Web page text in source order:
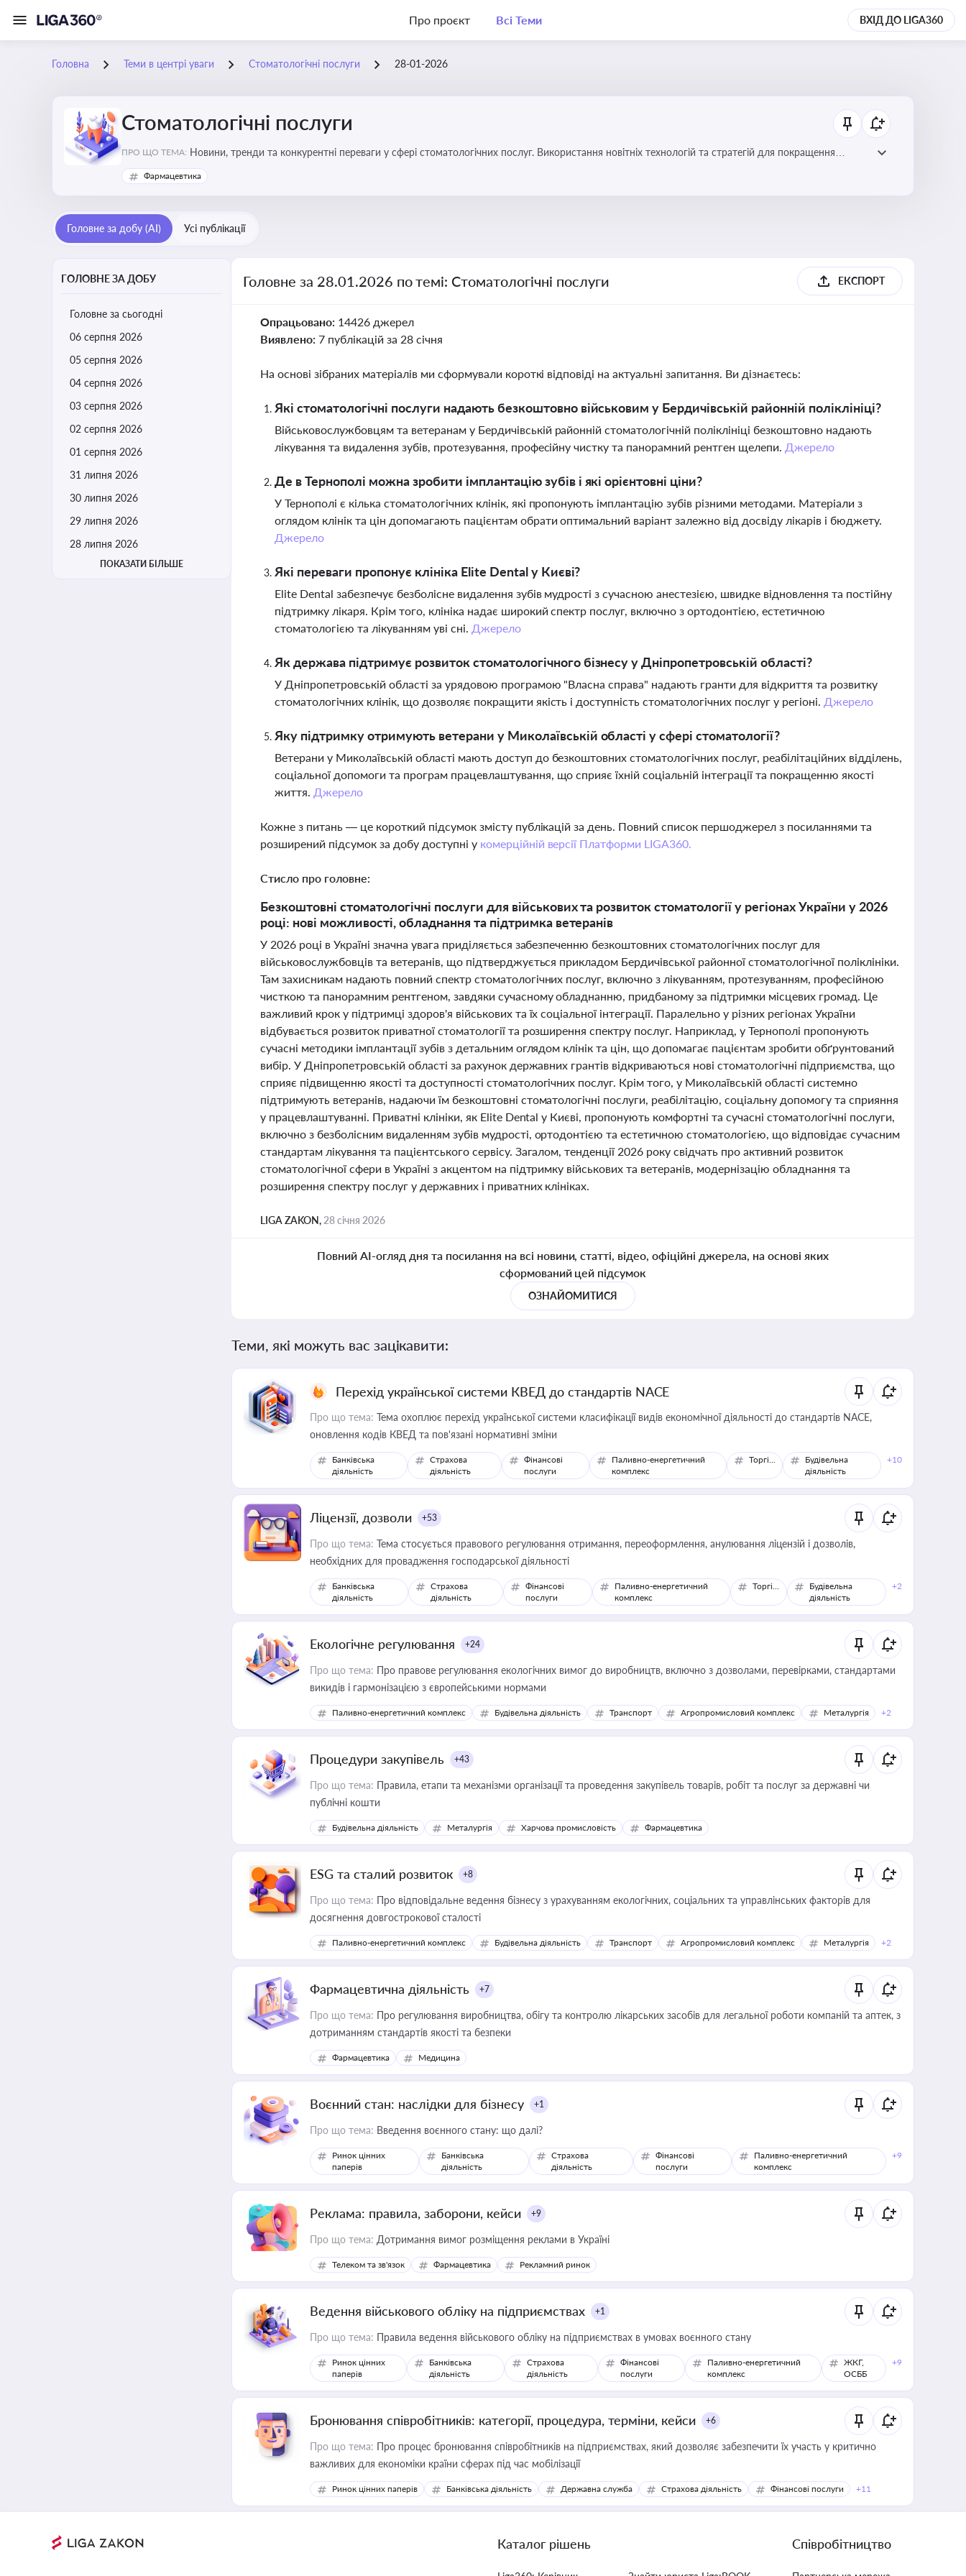
Про проєкт Всі Теми ВХІД ДО LIGA360
Головна Теми в центрі уваги Стоматологічні послуги 28-01-2026
Стоматологічні послуги
ПРО ЩО ТЕМА: Новини, тренди та конкурентні переваги у сфері стоматологічних послуг. Використання новітніх технологій та стратегій для покращення
обслуговування
Фармацевтика
Головне за добу (AI) Усі публікації
ГОЛОВНЕ ЗА ДОБУ
Головне за сьогодні
06 серпня 2026
05 серпня 2026
04 серпня 2026
03 серпня 2026
02 серпня 2026
01 серпня 2026
31 липня 2026
30 липня 2026
29 липня 2026
28 липня 2026
ПОКАЗАТИ БІЛЬШЕ
Головне за 28.01.2026 по темі: Стоматологічні послуги ЕКСПОРТ
Опрацьовано: 14426 джерел
Виявлено: 7 публікацій за 28 січня
На основі зібраних матеріалів ми сформували короткі відповіді на актуальні запитання. Ви дізнаєтесь:
Які стоматологічні послуги надають безкоштовно військовим у Бердичівській районній поліклініці?
Військовослужбовцям та ветеранам у Бердичівській районній стоматологічній поліклініці безкоштовно надають
лікування та видалення зубів, протезування, професійну чистку та панорамний рентген щелепи. Джерело
Де в Тернополі можна зробити імплантацію зубів і які орієнтовні ціни?
У Тернополі є кілька стоматологічних клінік, які пропонують імплантацію зубів різними методами. Матеріали з
оглядом клінік та цін допомагають пацієнтам обрати оптимальний варіант залежно від досвіду лікарів і бюджету.
Джерело
Які переваги пропонує клініка Elite Dental у Києві?
Elite Dental забезпечує безболісне видалення зубів мудрості з сучасною анестезією, швидке відновлення та постійну
підтримку лікаря. Крім того, клініка надає широкий спектр послуг, включно з ортодонтією, естетичною
стоматологією та лікуванням уві сні. Джерело
Як держава підтримує розвиток стоматологічного бізнесу у Дніпропетровській області?
У Дніпропетровській області за урядовою програмою "Власна справа" надають гранти для відкриття та розвитку
стоматологічних клінік, що дозволяє покращити якість і доступність стоматологічних послуг у регіоні. Джерело
Яку підтримку отримують ветерани у Миколаївській області у сфері стоматології?
Ветерани у Миколаївській області мають доступ до безкоштовних стоматологічних послуг, реабілітаційних відділень,
соціальної допомоги та програм працевлаштування, що сприяє їхній соціальній інтеграції та покращенню якості
життя. Джерело
Кожне з питань — це короткий підсумок змісту публікацій за день. Повний список першоджерел з посиланнями та
розширений підсумок за добу доступні у комерційній версії Платформи LIGA360.
Стисло про головне:
Безкоштовні стоматологічні послуги для військових та розвиток стоматології у регіонах України у 2026
році: нові можливості, обладнання та підтримка ветеранів
У 2026 році в Україні значна увага приділяється забезпеченню безкоштовних стоматологічних послуг для
військовослужбовців та ветеранів, що підтверджується прикладом Бердичівської районної стоматологічної поліклініки.
Там захисникам надають повний спектр стоматологічних послуг, включно з лікуванням, протезуванням, професійною
чисткою та панорамним рентгеном, завдяки сучасному обладнанню, придбаному за підтримки місцевих громад. Це
важливий крок у підтримці здоров'я військових та їх соціальної інтеграції. Паралельно у різних регіонах України
відбувається розвиток приватної стоматології та розширення спектру послуг. Наприклад, у Тернополі пропонують
сучасні методики імплантації зубів з детальним оглядом клінік та цін, що допомагає пацієнтам зробити обґрунтований
вибір. У Дніпропетровській області за рахунок державних грантів відкриваються нові стоматологічні підприємства, що
сприяє підвищенню якості та доступності стоматологічних послуг. Крім того, у Миколаївській області системно
підтримують ветеранів, надаючи їм безкоштовні стоматологічні послуги, реабілітацію, соціальну допомогу та сприяння
у працевлаштуванні. Приватні клініки, як Elite Dental у Києві, пропонують комфортні та сучасні стоматологічні послуги,
включно з безболісним видаленням зубів мудрості, ортодонтією та естетичною стоматологією, що відповідає сучасним
стандартам лікування та пацієнтського сервісу. Загалом, тенденції 2026 року свідчать про активний розвиток
стоматологічної сфери в Україні з акцентом на підтримку військових та ветеранів, модернізацію обладнання та
розширення спектру послуг у державних і приватних клініках.
LIGA ZAKON, 28 січня 2026
Повний AI-огляд дня та посилання на всі новини, статті, відео, офіційні джерела, на основі яких
сформований цей підсумок
ОЗНАЙОМИТИСЯ
Теми, які можуть вас зацікавити:
Перехід української системи КВЕД до стандартів NACE
Про що тема: Тема охоплює перехід української системи класифікації видів економічної діяльності до стандартів NACE,
оновлення кодів КВЕД та пов'язані нормативні зміни
Банківська
діяльність
Страхова
діяльність
Фінансові
послуги
Паливно-енергетичний
комплекс
Торгівля
Будівельна
діяльність
+10
Ліцензії, дозволи +53
Про що тема: Тема стосується правового регулювання отримання, переоформлення, анулювання ліцензій і дозволів,
необхідних для провадження господарської діяльності
Банківська
діяльність
Страхова
діяльність
Фінансові
послуги
Паливно-енергетичний
комплекс
Торгівля
Будівельна
діяльність
+2
Екологічне регулювання +24
Про що тема: Про правове регулювання екологічних вимог до виробництв, включно з дозволами, перевірками, стандартами
викидів і гармонізацією з європейськими нормами
Паливно-енергетичний комплекс Будівельна діяльність Транспорт Агропромисловий комплекс Металургія +2
Процедури закупівель +43
Про що тема: Правила, етапи та механізми організації та проведення закупівель товарів, робіт та послуг за державні чи
публічні кошти
Будівельна діяльність Металургія Харчова промисловість Фармацевтика
ESG та сталий розвиток +8
Про що тема: Про відповідальне ведення бізнесу з урахуванням екологічних, соціальних та управлінських факторів для
досягнення довгострокової сталості
Паливно-енергетичний комплекс Будівельна діяльність Транспорт Агропромисловий комплекс Металургія +2
Фармацевтична діяльність +7
Про що тема: Про регулювання виробництва, обігу та контролю лікарських засобів для легальної роботи компаній та аптек, з
дотриманням стандартів якості та безпеки
Фармацевтика Медицина
Воєнний стан: наслідки для бізнесу +1
Про що тема: Введення воєнного стану: що далі?
Ринок цінних
паперів
Банківська
діяльність
Страхова
діяльність
Фінансові
послуги
Паливно-енергетичний
комплекс
+9
Реклама: правила, заборони, кейси +9
Про що тема: Дотримання вимог розміщення реклами в Україні
Телеком та зв'язок Фармацевтика Рекламний ринок
Ведення військового обліку на підприємствах +1
Про що тема: Правила ведення військового обліку на підприємствах в умовах воєнного стану
Ринок цінних
паперів
Банківська
діяльність
Страхова
діяльність
Фінансові
послуги
Паливно-енергетичний
комплекс
ЖКГ,
ОСББ
+9
Бронювання співробітників: категорії, процедура, терміни, кейси +6
Про що тема: Про процес бронювання співробітників на підприємствах, який дозволяє забезпечити їх участь у критично
важливих для економіки країни сферах під час мобілізації
Ринок цінних паперів Банківська діяльність Державна служба Страхова діяльність Фінансові послуги +11
Каталог рішень Співробітництво